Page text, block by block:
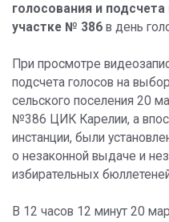
голосования и
участке № 386 в день
При просмотре
подсчета голосов на
сельского поселения 20
№386 ЦИК Карелии, а
инстанции, были
о незаконной выдаче и
избирательных
В 12 часов 12 минут 20